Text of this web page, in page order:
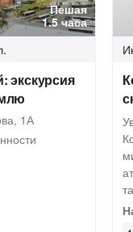
Пешая
1.5 часа
экскурсия
1А